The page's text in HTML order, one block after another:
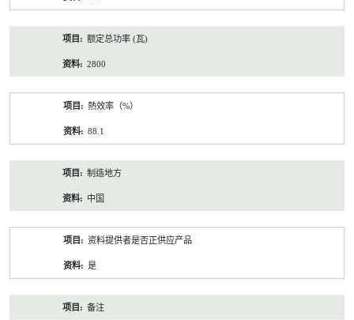
额定总功率 (瓦)
2800
熱效率（%）
88.1
制造地方
中国
资料提供者是否正供应产品
是
备注